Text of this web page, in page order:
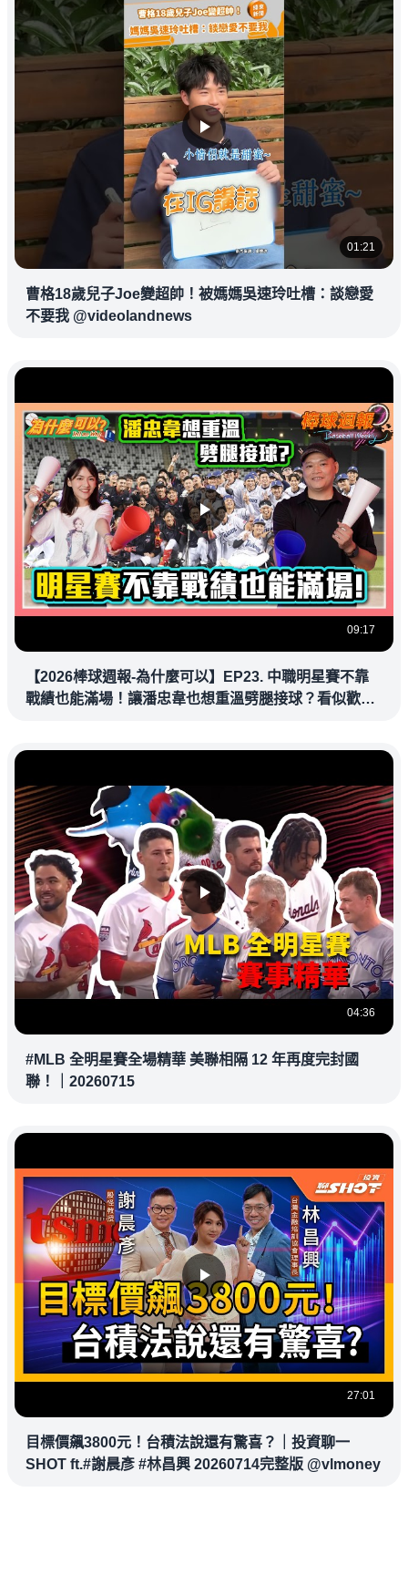
01:21
曹格18歲兒子Joe變超帥！被媽媽吳速玲吐槽：談戀愛
不要我 @videolandnews
09:17
【2026棒球週報-為什麼可以】EP23. 中職明星賽不靠
戰績也能滿場！讓潘忠韋也想重溫劈腿接球？看似歡樂
04:36
#MLB 全明星賽全場精華 美聯相隔 12 年再度完封國
聯！｜20260715
27:01
目標價飆3800元！台積法說還有驚喜？｜投資聊一
SHOT ft.#謝晨彥 #林昌興 20260714完整版 @vlmoney